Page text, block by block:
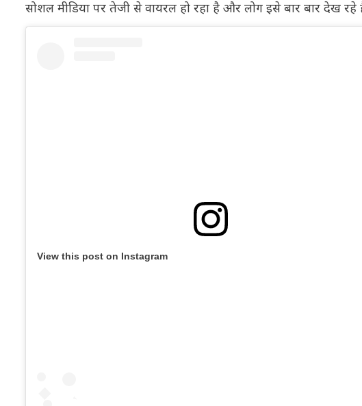
सोशल मीडिया पर तेजी से वायरल हो रहा है और लोग इसे बार बार देख रहे
View this post on Instagram